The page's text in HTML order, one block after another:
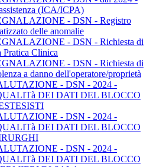
(ICA/ICPA)
- DSN - Registro
delle anomalie
- DSN - Richiesta di
Pratica Clinica
- DSN - Richiesta di
a danno dell'operatore/proprietà
- DSN - 2024 -
DEI DATI DEL BLOCCO
- DSN - 2024 -
DEI DATI DEL BLOCCO
- DSN - 2024 -
DEI DATI DEL BLOCCO